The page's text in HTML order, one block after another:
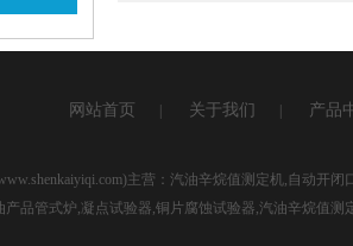
网站首页 关于我们 产品
主营：汽油辛烷值测定机,自动
品管式炉,凝点试验器,铜片腐蚀试验器,汽油辛烷值测